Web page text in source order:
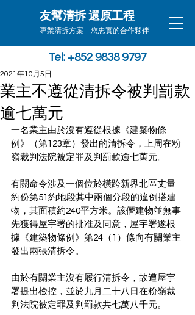
友幫清拆 還原工程
專業清拆方案 您忠實的合作夥伴
Tel: +852 9838 9797
業主不遵從清拆令被判罰款
逾七萬元
2021年10月5日
一名業主由於沒有遵從根據《建築物條
例》（第123章）發出的清拆令，上周在粉
嶺裁判法院被定罪及判罰款逾七萬元。
有關命令涉及一個位於橫跨新界北區丈量
約份第51約地段其中兩個分段的違例搭建
物，其面積約240平方米。該僭建物並無事
先獲得屋宇署的批准及同意，屋宇署遂根
據《建築物條例》第24（1）條向有關業主
發出兩張清拆令。
由於有關業主沒有履行清拆令，故遭屋宇
署提出檢控，並於九月二十八日在粉嶺裁
判法院被定罪及判罰款共七萬八千元。